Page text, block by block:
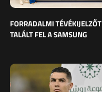
FORRADALMI TÉVÉKIJELZŐT
TALÁLT FEL A SAMSUNG